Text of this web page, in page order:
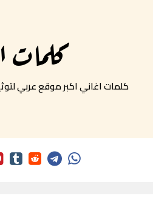
كلمات
كلمات اغاني اكبر موقع عربي